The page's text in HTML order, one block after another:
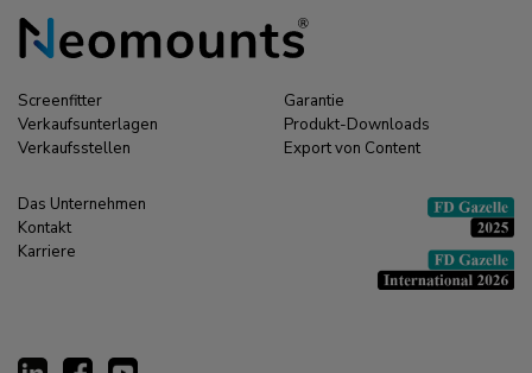
Screenfitter
Verkaufsunterlagen
Verkaufsstellen
Garantie
Produkt-Downloads
Export von Content
Das Unternehmen
Kontakt
Karriere